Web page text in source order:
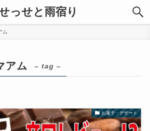
っせと雨宿り
ム
アム – tag –
お菓子・デザート